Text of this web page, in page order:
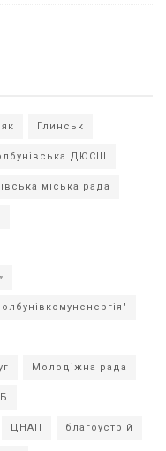
Глинськ
ДЮСШ
міська рада
Молодіжна рада
ЦНАП благоустрій